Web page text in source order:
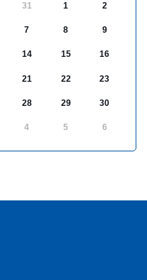
31 1 2
7 8 9
14 15 16
21 22 23
28 29 30
4 5 6